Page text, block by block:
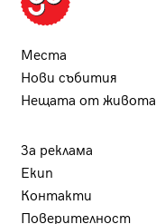
Места
Нови събития
Нещата от живота
За реклама
Екип
Контакти
Поверителност